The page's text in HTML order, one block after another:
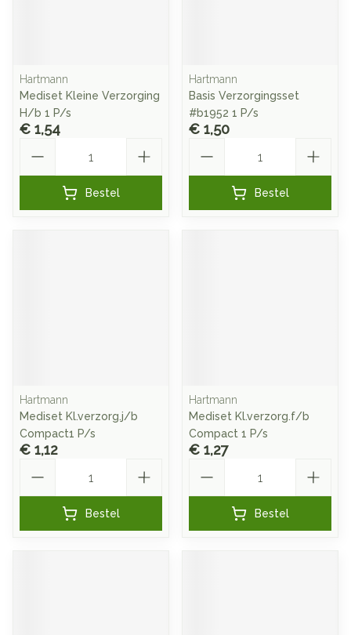
Hartmann
Mediset Kleine Verzorging
H/b 1 P/s
€ 1,54
Bestel
Hartmann
Basis Verzorgingsset
#b1952 1 P/s
€ 1,50
Bestel
Hartmann
Mediset Kl.verzorg.j/b
Compact1 P/s
€ 1,12
Bestel
Hartmann
Mediset Kl.verzorg.f/b
Compact 1 P/s
€ 1,27
Bestel